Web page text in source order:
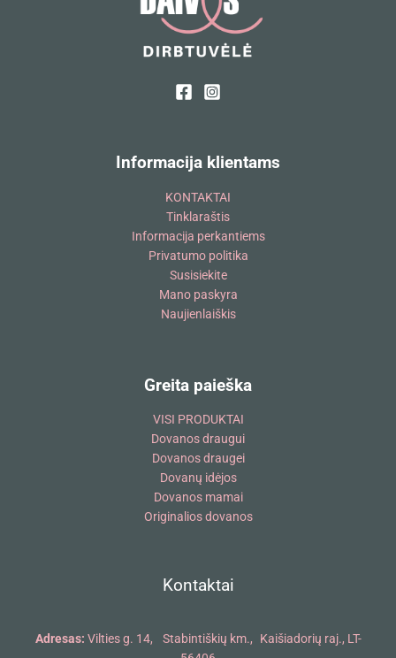
Informacija klientams
KONTAKTAI
Tinklaraštis
Informacija perkantiems
Privatumo politika
Susisiekite
Mano paskyra
Naujienlaiškis
Greita paieška
VISI PRODUKTAI
Dovanos draugui
Dovanos draugei
Dovanų idėjos
Dovanos mamai
Originalios dovanos
Kontaktai
Adresas: Vilties g. 14, Stabintiškių km., Kaišiadorių raj., LT-